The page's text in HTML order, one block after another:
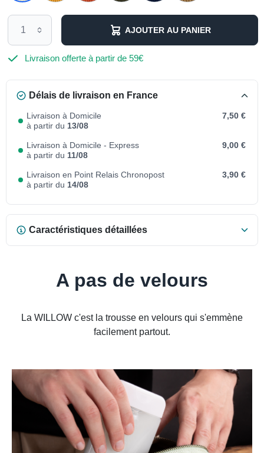
AJOUTER AU PANIER
Livraison offerte à partir de 59€
Délais de livraison en France
Livraison à Domicile
à partir du 13/08
7,50 €
Livraison à Domicile - Express
à partir du 11/08
9,00 €
Livraison en Point Relais Chronopost
à partir du 14/08
3,90 €
Caractéristiques détaillées
A pas de velours
La WILLOW c'est la trousse en velours qui s'emmène
facilement partout.